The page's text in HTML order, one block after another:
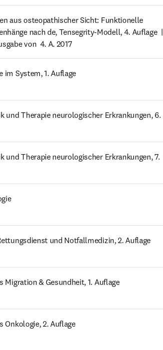
aus osteopathischer Sicht: Funktionelle
nach de, Tensegrity-Modell, 4. Auflage  |
von  4. A. 2017
im System, 1. Auflage
und Therapie neurologischer Erkrankungen, 6.
und Therapie neurologischer Erkrankungen, 7.
und Notfallmedizin, 2. Auflage
Migration & Gesundheit, 1. Auflage
Onkologie, 2. Auflage